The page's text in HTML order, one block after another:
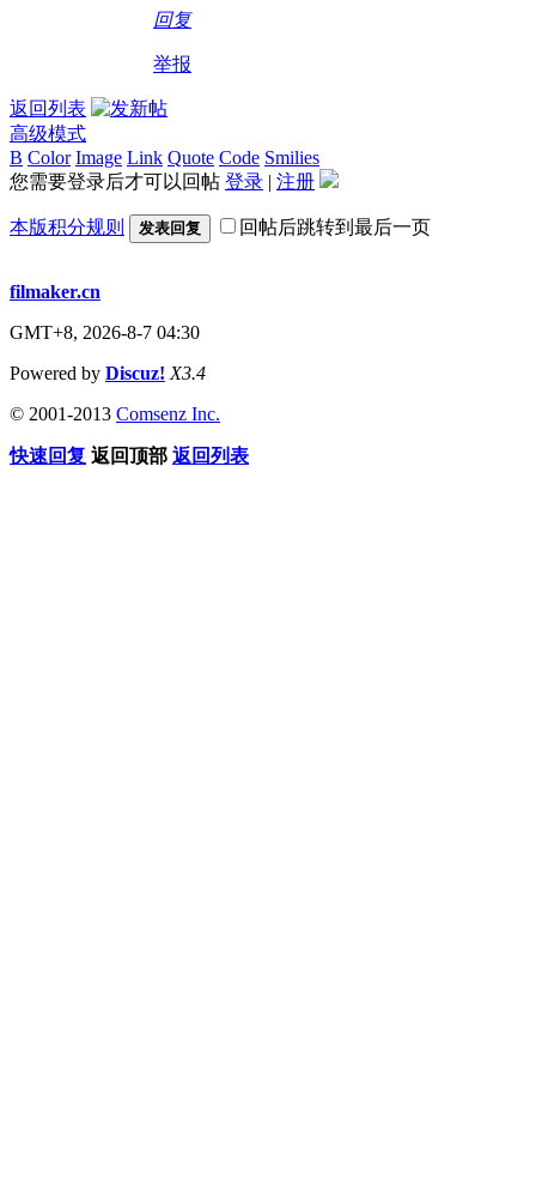
回复
举报
返回列表
高级模式
B Color Image Link Quote Code Smilies
您需要登录后才可以回帖 登录 | 注册
本版积分规则 发表回复 回帖后跳转到最后一页
filmaker.cn
GMT+8, 2026-8-7 04:30
Powered by Discuz! X3.4
© 2001-2013 Comsenz Inc.
快速回复 返回顶部 返回列表